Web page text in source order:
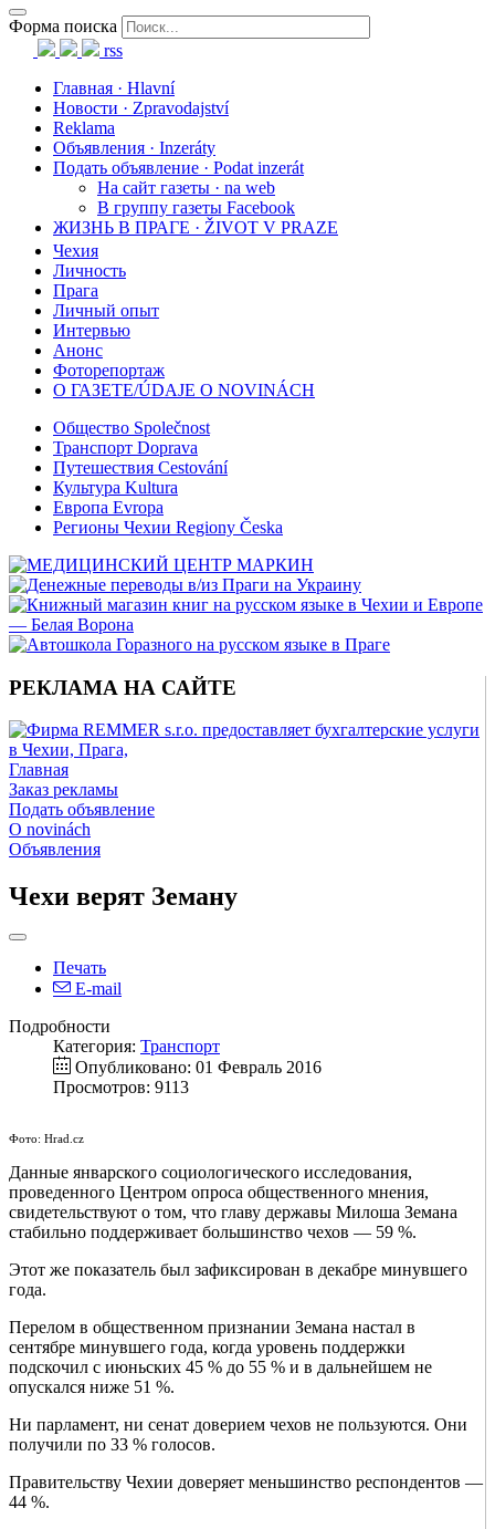
Форма поиска
rss
Главная · Hlavní
Новости · Zpravodajství
Reklama
Объявления · Inzeráty
Подать объявление · Podat inzerát
На сайт газеты · na web
В группу газеты Facebook
ЖИЗНЬ В ПРАГЕ · ŽIVOT V PRAZE
Чехия
Личность
Прага
Личный опыт
Интервью
Анонс
Фоторепортаж
О ГАЗЕТЕ/ÚDAJE O NOVINÁCH
Общество Společnost
Транспорт Doprava
Путешествия Cestování
Культура Kultura
Европа Evropa
Регионы Чехии Regiony Česka
РЕКЛАМА НА САЙТЕ
Главная
Заказ рекламы
Подать объявление
O novinách
Объявления
Чехи верят Земану
Печать
E-mail
Подробности
Категория: Транспорт
Опубликовано: 01 Февраль 2016
Просмотров: 9113
Фото: Hrad.cz
Данные январского социологического исследования,
проведенного Центром опроса общественного мнения,
свидетельствуют о том, что главу державы Милоша Земана
стабильно поддерживает большинство чехов — 59 %.
Этот же показатель был зафиксирован в декабре минувшего
года.
Перелом в общественном признании Земана настал в
сентябре минувшего года, когда уровень поддержки
подскочил с июньских 45 % до 55 % и в дальнейшем не
опускался ниже 51 %.
Ни парламент, ни сенат доверием чехов не пользуются. Они
получили по 33 % голосов.
Правительству Чехии доверяет меньшинство респондентов —
44 %.